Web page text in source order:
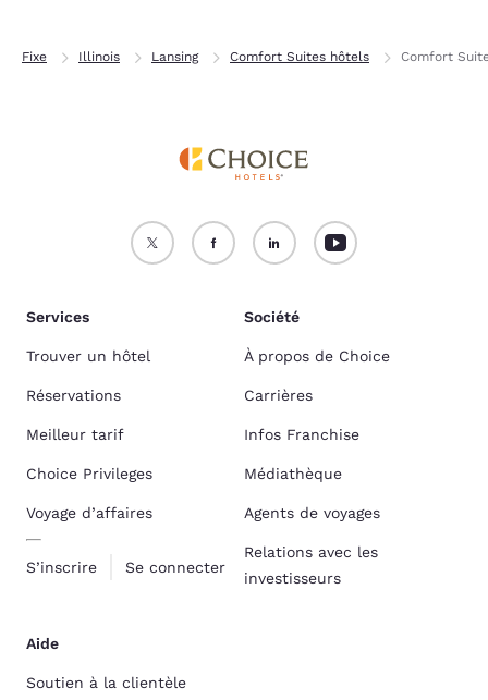
Fixe Illinois Lansing Comfort Suites hôtels Comfort
Services
Trouver un hôtel
Réservations
Meilleur tarif
Choice Privileges
Voyage d’affaires
S’inscrire Se connecter
Société
À propos de Choice
Carrières
Infos Franchise
Médiathèque
Agents de voyages
Relations avec les
investisseurs
Aide
Soutien à la clientèle